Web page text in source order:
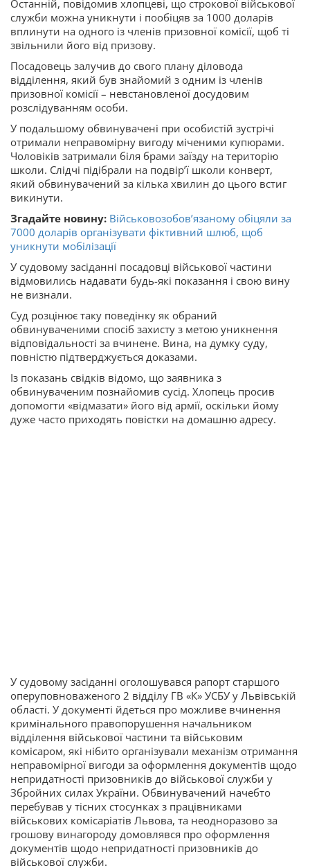
Останній, повідомив хлопцеві, що строкової військової
служби можна уникнути і пообіцяв за 1000 доларів
вплинути на одного із членів призовної комісії, щоб ті
звільнили його від призову.
Посадовець залучив до свого плану діловода
відділення, який був знайомий з одним із членів
призовної комісії – невстановленої досудовим
розслідуванням особи.
У подальшому обвинувачені при особистій зустрічі
отримали неправомірну вигоду міченими купюрами.
Чоловіків затримали біля брами заїзду на територію
школи. Слідчі підібрали на подвірʼї школи конверт,
який обвинувачений за кілька хвилин до цього встиг
викинути.
Згадайте новину: Військовозобовʼязаному обіцяли за
7000 доларів організувати фіктивний шлюб, щоб
уникнути мобілізації
У судовому засіданні посадовці військової частини
відмовились надавати будь-які показання і свою вину
не визнали.
Суд розцінює таку поведінку як обраний
обвинуваченими спосіб захисту з метою уникнення
відповідальності за вчинене. Вина, на думку суду,
повністю підтверджується доказами.
Із показань свідків відомо, що заявника з
обвинуваченим познайомив сусід. Хлопець просив
допомогти «відмазати» його від армії, оскільки йому
дуже часто приходять повістки на домашню адресу.
У судовому засіданні оголошувався рапорт старшого
оперуповноваженого 2 відділу ГВ «К» УСБУ у Львівській
області. У документі йдеться про можливе вчинення
кримінального правопорушення начальником
відділення військової частини та військовим
комісаром, які нібито організували механізм отримання
неправомірної вигоди за оформлення документів щодо
непридатності призовників до військової служби у
Збройних силах України. Обвинувачений начебто
перебував у тісних стосунках з працівниками
військових комісаріатів Львова, та неодноразово за
грошову винагороду домовлявся про оформлення
документів щодо непридатності призовників до
військової служби.